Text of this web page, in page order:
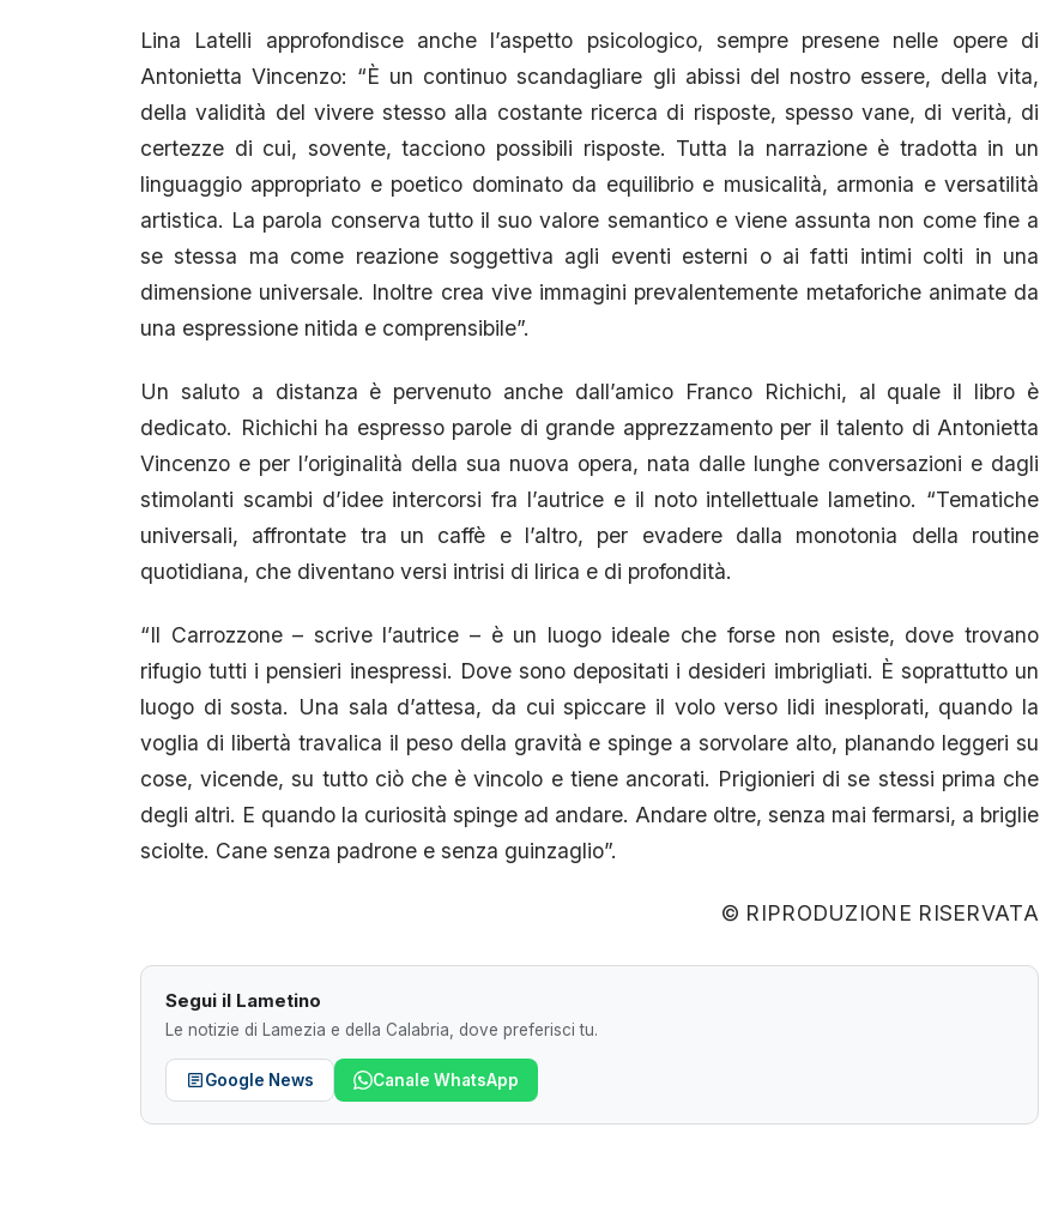
Lina Latelli approfondisce anche l’aspetto psicologico, sempre presene nelle opere di
Antonietta Vincenzo: “È un continuo scandagliare gli abissi del nostro essere, della vita,
della validità del vivere stesso alla costante ricerca di risposte, spesso vane, di verità, di
certezze di cui, sovente, tacciono possibili risposte. Tutta la narrazione è tradotta in un
linguaggio appropriato e poetico dominato da equilibrio e musicalità, armonia e versatilità
artistica. La parola conserva tutto il suo valore semantico e viene assunta non come fine a
se stessa ma come reazione soggettiva agli eventi esterni o ai fatti intimi colti in una
dimensione universale. Inoltre crea vive immagini prevalentemente metaforiche animate da
una espressione nitida e comprensibile”.
Un saluto a distanza è pervenuto anche dall’amico Franco Richichi, al quale il libro è
dedicato. Richichi ha espresso parole di grande apprezzamento per il talento di Antonietta
Vincenzo e per l’originalità della sua nuova opera, nata dalle lunghe conversazioni e dagli
stimolanti scambi d’idee intercorsi fra l’autrice e il noto intellettuale lametino. “Tematiche
universali, affrontate tra un caffè e l’altro, per evadere dalla monotonia della routine
quotidiana, che diventano versi intrisi di lirica e di profondità.
“Il Carrozzone – scrive l’autrice – è un luogo ideale che forse non esiste, dove trovano
rifugio tutti i pensieri inespressi. Dove sono depositati i desideri imbrigliati. È soprattutto un
luogo di sosta. Una sala d’attesa, da cui spiccare il volo verso lidi inesplorati, quando la
voglia di libertà travalica il peso della gravità e spinge a sorvolare alto, planando leggeri su
cose, vicende, su tutto ciò che è vincolo e tiene ancorati. Prigionieri di se stessi prima che
degli altri. E quando la curiosità spinge ad andare. Andare oltre, senza mai fermarsi, a briglie
sciolte. Cane senza padrone e senza guinzaglio”.
© RIPRODUZIONE RISERVATA
Segui il Lametino
Le notizie di Lamezia e della Calabria, dove preferisci tu.
Google News Canale WhatsApp